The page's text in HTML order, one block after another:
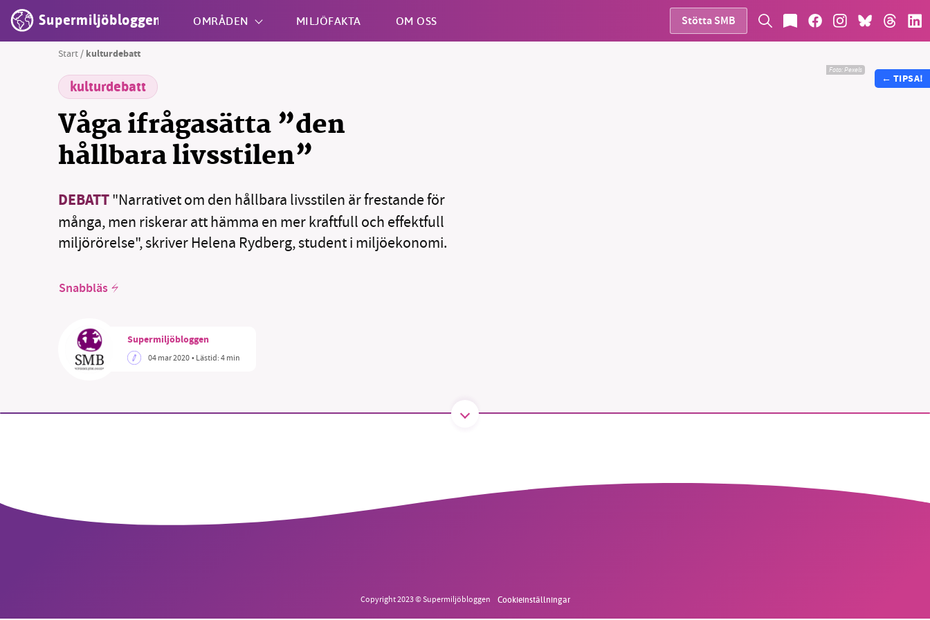
Supermiljöbloggen OMRÅDEN MILJÖFAKTA OM OSS Stötta SMB
Start / kulturdebatt
kulturdebatt
Våga ifrågasätta ”den
hållbara livsstilen”
DEBATT"Narrativet om den hållbara livsstilen är frestande för
många, men riskerar att hämma en mer kraftfull och effektfull
miljörörelse", skriver Helena Rydberg, student i miljöekonomi.
Snabbläs
Supermiljöbloggen
04 mar 2020• Lästid:4 min
Foto:Pexels
← TIPSA!
Copyright 2023 © Supermiljöbloggen Cookieinställningar
ideella redaktion drivit miljödebatten framåt genom
Stötta vårt arbete genom att swisha en slant till